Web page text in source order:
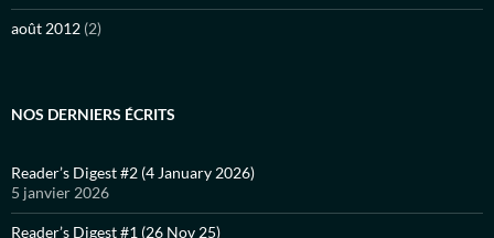
août 2012 (2)
NOS DERNIERS ÉCRITS
Reader’s Digest #2 (4 January 2026)
5 janvier 2026
Reader’s Digest #1 (26 Nov 25)